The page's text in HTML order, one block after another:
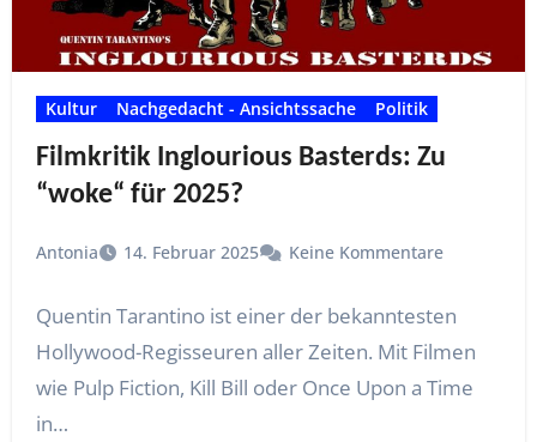
Kultur Nachgedacht - Ansichtssache Politik
Filmkritik Inglourious Basterds: Zu
“woke“ für 2025?
Antonia 14. Februar 2025 Keine Kommentare
Quentin Tarantino ist einer der bekanntesten
Hollywood-Regisseuren aller Zeiten. Mit Filmen
wie Pulp Fiction, Kill Bill oder Once Upon a Time
in…